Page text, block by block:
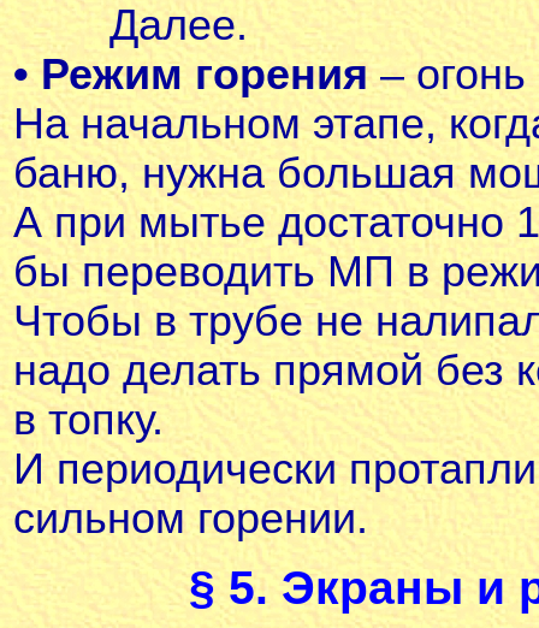
Далее.
• Режим горения–
На начальном этапе,
баню, нужна большая
А при мытье достаточно
бы переводить МП в
Чтобы в трубе не
надо делать прямой без
в топку.
И периодически
сильном горении.
§ 5. Экраны и